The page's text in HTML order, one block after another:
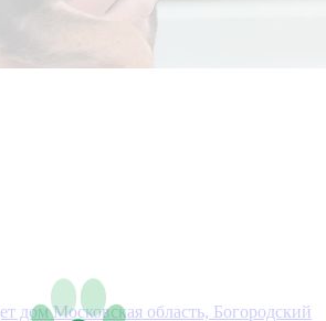
домМосковская область, Богородский